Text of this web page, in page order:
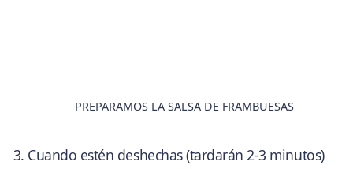
PREPARAMOS LA SALSA DE FRAMBUESAS
Cuando estén deshechas (tardarán 2-3 minutos)